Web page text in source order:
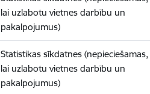
lai uzlabotu vietnes darbību un
pakalpojumus)
Statistikas sīkdatnes (nepieciešamas,
lai uzlabotu vietnes darbību un
pakalpojumus)